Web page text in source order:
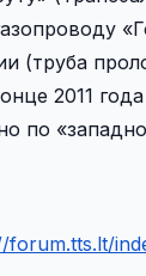
(труба
2011
по
forum.tts.lt/